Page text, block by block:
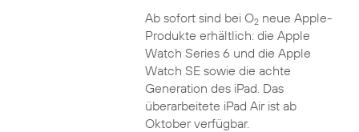
Ab sofort sind bei O2neue Apple-
Produkte erhältlich: die Apple
Watch Series 6 und die Apple
Watch SE sowie die achte
Generation des iPad. Das
überarbeitete iPad Air ist ab
Oktober verfügbar.